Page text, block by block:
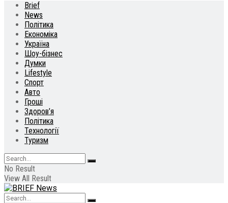
Brief
News
Політика
Економіка
Україна
Шоу-бізнес
Думки
Lifestyle
Спорт
Авто
Гроші
Здоров’я
Політика
Технології
Туризм
No Result
View All Result